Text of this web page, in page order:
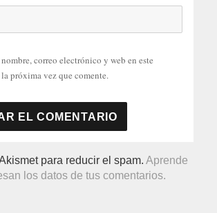
correo electrónico y web en este
próxima vez que comente.
para reducir el spam.Aprende
los datos de tus comentarios.